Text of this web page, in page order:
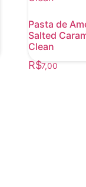
Pasta de
Salted
Clean
R$7,00